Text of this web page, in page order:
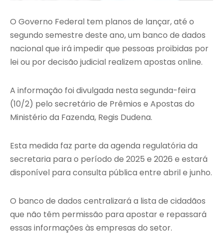
O Governo Federal tem planos de lançar, até o
segundo semestre deste ano, um banco de dados
nacional que irá impedir que pessoas proibidas por
lei ou por decisão judicial realizem apostas online.
A informação foi divulgada nesta segunda-feira
(10/2) pelo secretário de Prêmios e Apostas do
Ministério da Fazenda, Regis Dudena.
Esta medida faz parte da agenda regulatória da
secretaria para o período de 2025 e 2026 e estará
disponível para consulta pública entre abril e junho.
O banco de dados centralizará a lista de cidadãos
que não têm permissão para apostar e repassará
essas informações às empresas do setor.